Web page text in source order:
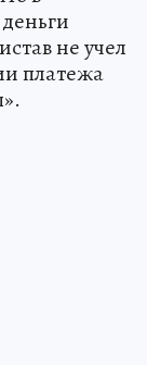
не учел
платежа